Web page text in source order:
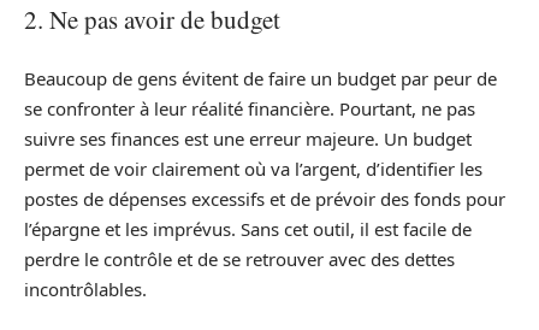
2. Ne pas avoir de budget
Beaucoup de gens évitent de faire un budget par peur de
se confronter à leur réalité financière. Pourtant, ne pas
suivre ses finances est une erreur majeure. Un budget
permet de voir clairement où va l’argent, d’identifier les
postes de dépenses excessifs et de prévoir des fonds pour
l’épargne et les imprévus. Sans cet outil, il est facile de
perdre le contrôle et de se retrouver avec des dettes
incontrôlables.